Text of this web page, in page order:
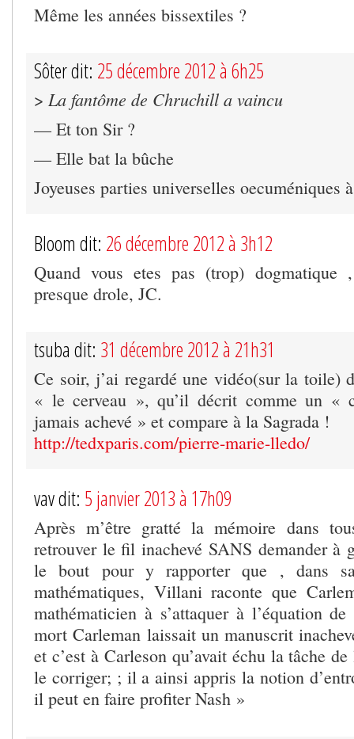
Même les années bissextiles ?
Sôter dit: 25 décembre 2012 à 6h25
> La fantôme de Chruchill a vaincu
— Et ton Sir ?
— Elle bat la bûche
Joyeuses parties universelles oecuméniques
Bloom dit: 26 décembre 2012 à 3h12
Quand vous etes pas (trop) dogmatique
presque drole, JC.
tsuba dit: 31 décembre 2012 à 21h31
Ce soir, j’ai regardé une vidéo(sur la toile)
« le cerveau », qu’il décrit comme un «
jamais achevé » et compare à la Sagrada !
http://tedxparis.com/pierre-marie-lledo/
vav dit: 5 janvier 2013 à 17h09
Après m’être gratté la mémoire dans
retrouver le fil inachevé SANS demander à
le bout pour y rapporter que , dans
mathématiques, Villani raconte que
mathématicien à s’attaquer à l’équation
mort Carleman laissait un manuscrit
et c’est à Carleson qu’avait échu la tâche
le corriger; ; il a ainsi appris la notion
il peut en faire profiter Nash »